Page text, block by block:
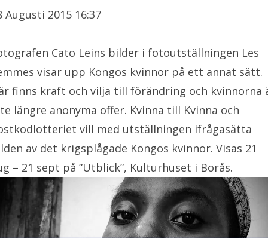
Augusti 2015 16:37
Cato Leins bilder i fotoutställningen Les
visar upp Kongos kvinnor på ett annat sätt.
finns kraft och vilja till förändring och kvinnorna
längre anonyma offer. Kvinna till Kvinna och
vill med utställningen ifrågasätta
av det krigsplågade Kongos kvinnor. Visas 21
– 21 sept på ”Utblick”, Kulturhuset i Borås.